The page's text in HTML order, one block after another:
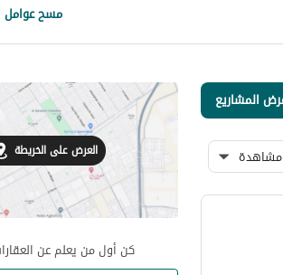
مسح عوامل
المشاريع
مشاهدة العرض على الخريطة
كن أول من يعلم عن